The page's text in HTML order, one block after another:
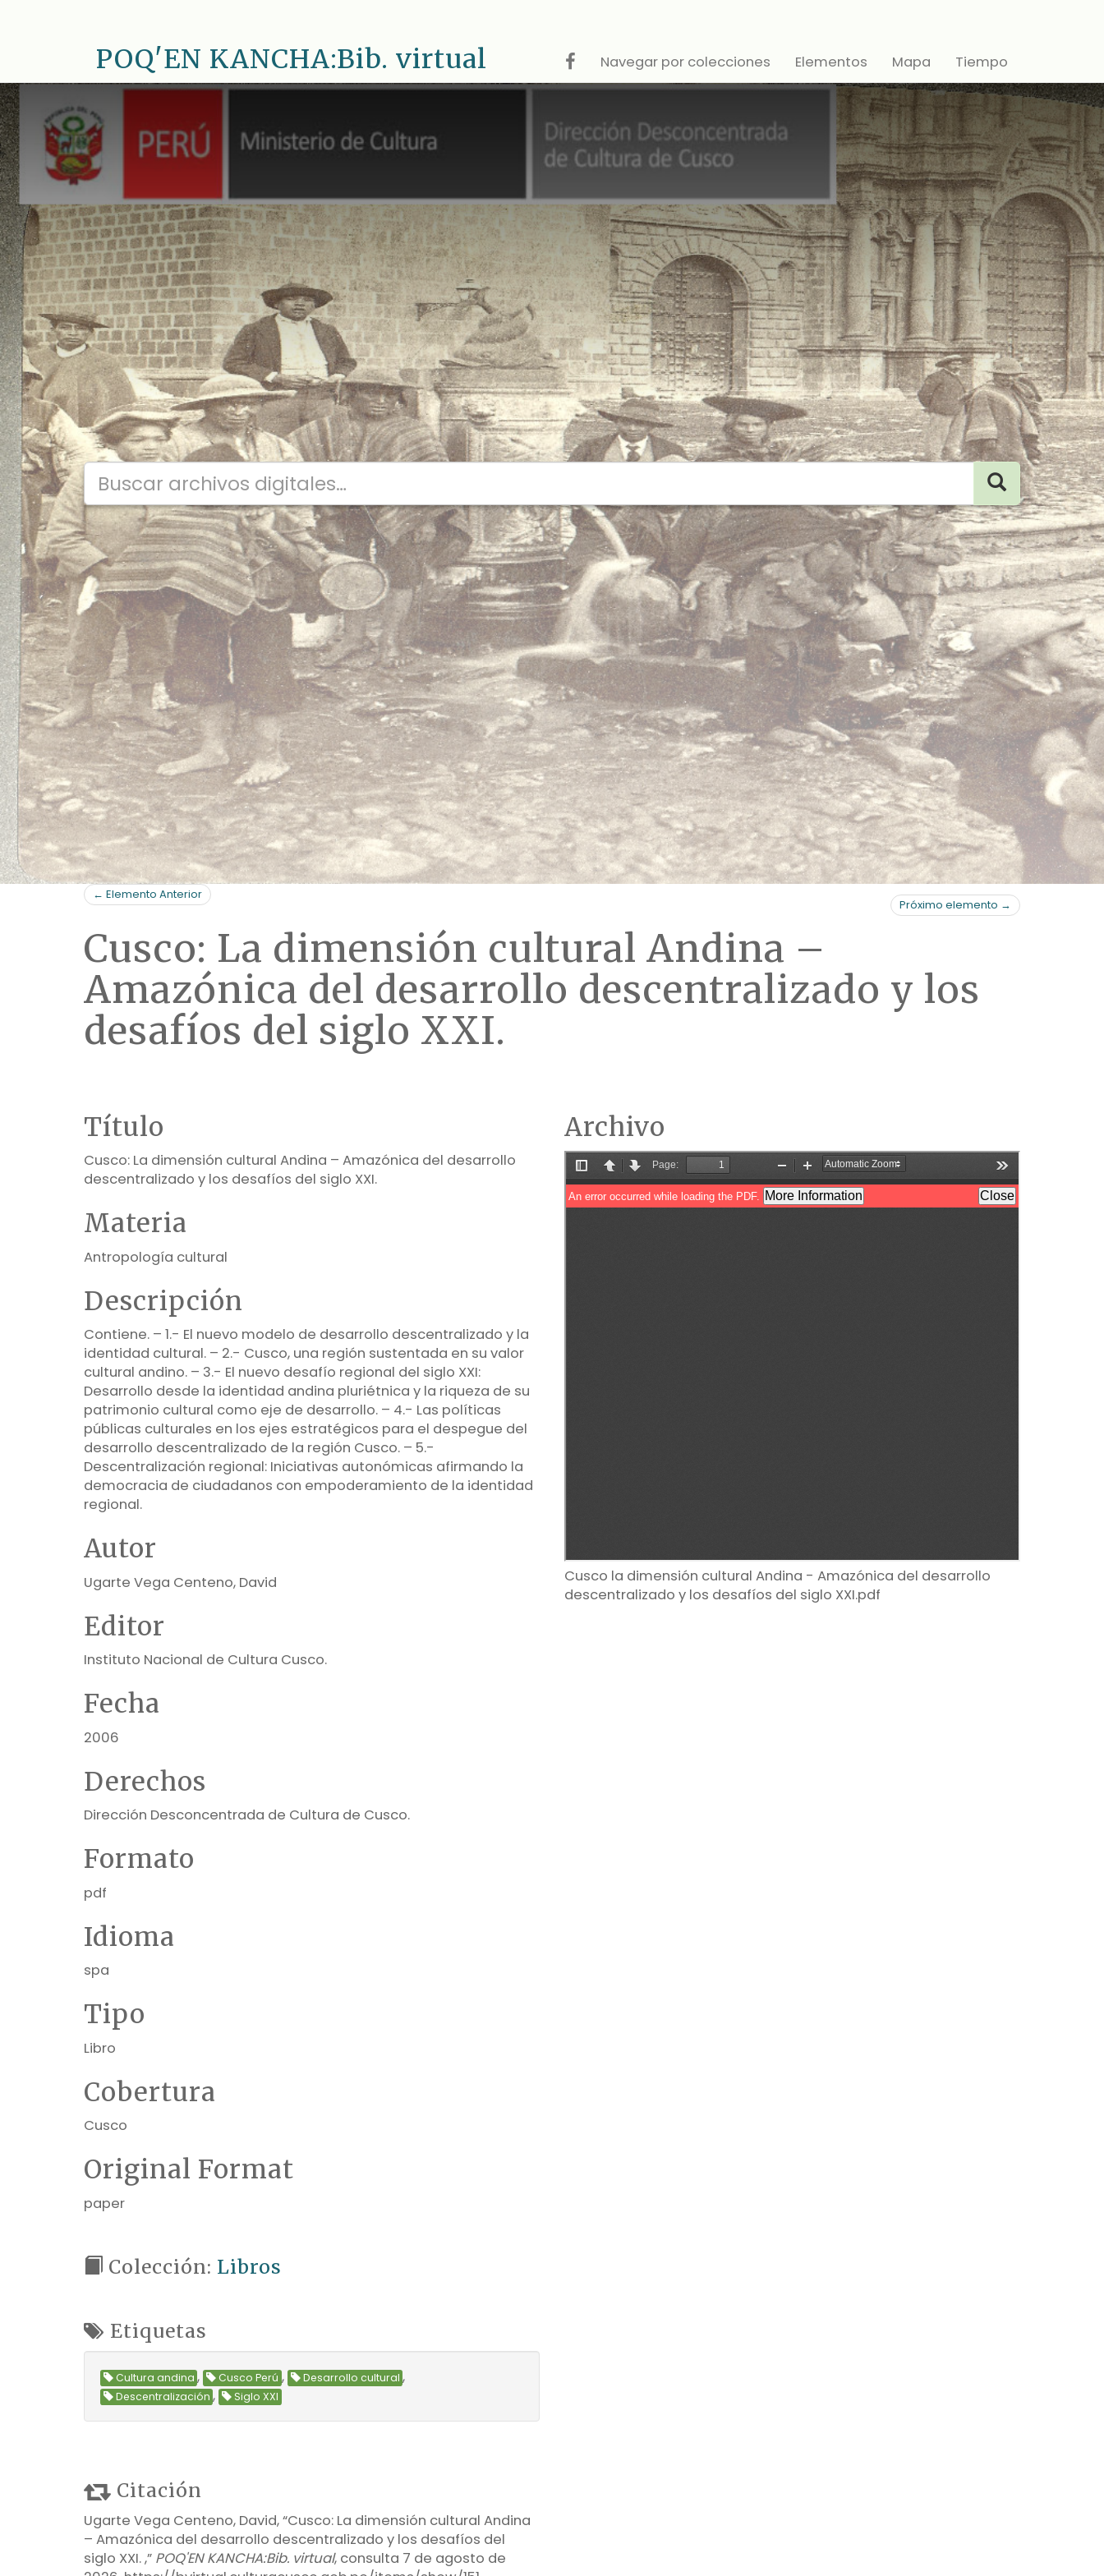
POQ'EN KANCHA:Bib. virtual Navegar por colecciones Elementos Mapa Tiempo
← Elemento Anterior
Próximo elemento →
Cusco: La dimensión cultural Andina –
Amazónica del desarrollo descentralizado y los
desafíos del siglo XXI.
Título
Cusco: La dimensión cultural Andina – Amazónica del desarrollo
descentralizado y los desafíos del siglo XXI.
Materia
Antropología cultural
Descripción
Contiene. – 1.- El nuevo modelo de desarrollo descentralizado y la
identidad cultural. – 2.- Cusco, una región sustentada en su valor
cultural andino. – 3.- El nuevo desafío regional del siglo XXI:
Desarrollo desde la identidad andina pluriétnica y la riqueza de su
patrimonio cultural como eje de desarrollo. – 4.- Las políticas
públicas culturales en los ejes estratégicos para el despegue del
desarrollo descentralizado de la región Cusco. – 5.-
Descentralización regional: Iniciativas autonómicas afirmando la
democracia de ciudadanos con empoderamiento de la identidad
regional.
Autor
Ugarte Vega Centeno, David
Editor
Instituto Nacional de Cultura Cusco.
Fecha
2006
Derechos
Dirección Desconcentrada de Cultura de Cusco.
Formato
pdf
Idioma
spa
Tipo
Libro
Cobertura
Cusco
Original Format
paper
Colección: Libros
Etiquetas
Cultura andina , Cusco Perú , Desarrollo cultural ,
Descentralización , Siglo XXI
Citación
Ugarte Vega Centeno, David, “Cusco: La dimensión cultural Andina
– Amazónica del desarrollo descentralizado y los desafíos del
siglo XXI. ,” POQ'EN KANCHA:Bib. virtual, consulta 7 de agosto de
Archivo
Cusco la dimensión cultural Andina - Amazónica del desarrollo
descentralizado y los desafíos del siglo XXI.pdf